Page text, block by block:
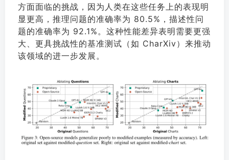
方面面临的挑战，因为人类在这些任务上的表现明
显更高，推理问题的准确率为 80.5%，描述性问
题的准确率为 92.1%。这种性能差异表明需要更强
大、更具挑战性的基准测试（如 CharXiv）来推动
该领域的进一步发展。